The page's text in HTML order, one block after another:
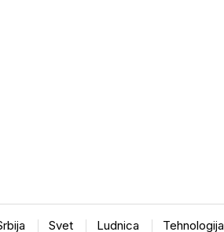
Svet Ludnica Tehnologija